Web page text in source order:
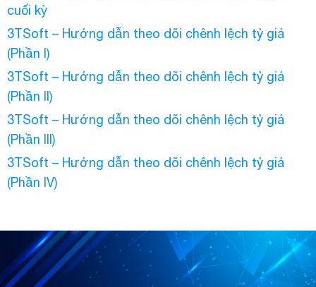
cuối kỳ
3TSoft – Hướng dẫn theo dõi chênh lệch tỷ giá
(Phần I)
3TSoft – Hướng dẫn theo dõi chênh lệch tỷ giá
(Phần II)
3TSoft – Hướng dẫn theo dõi chênh lệch tỷ giá
(Phần III)
3TSoft – Hướng dẫn theo dõi chênh lệch tỷ giá
(Phần IV)